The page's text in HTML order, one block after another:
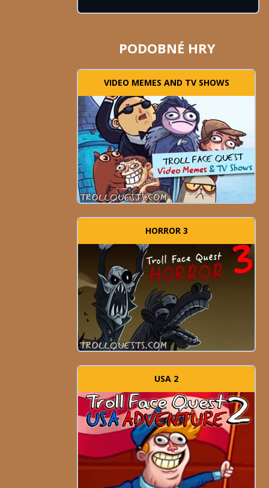
PODOBNÉ HRY
VIDEO MEMES AND TV SHOWS
HORROR 3
USA 2